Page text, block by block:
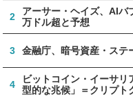
2
アーサー・ヘイズ、AIバ
万ドル超と予想
3 金融庁、暗号資産・ス
4
ビットコイン・イーサリ
型的な兆候」＝クリプト